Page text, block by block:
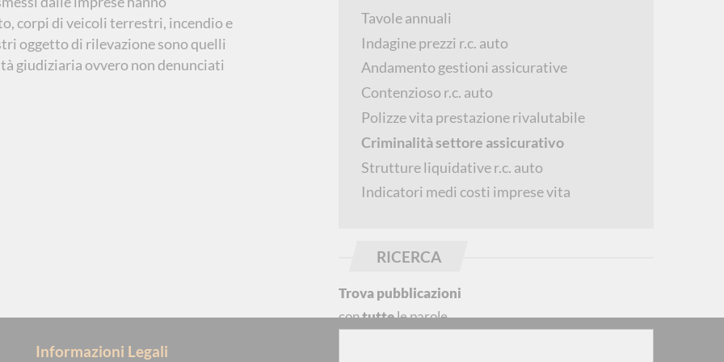
corpi di veicoli terrestri, incendio e
oggetto di rilevazione sono quelli
giudiziaria ovvero non denunciati
RICERCA
Trova pubblicazioni
contuttele parole
Tavole annuali
Indagine prezzi r.c. auto
Andamento gestioni assicurative
Contenzioso r.c. auto
Polizze vita prestazione rivalutabile
Criminalità settore assicurativo
Strutture liquidative r.c. auto
Indicatori medi costi imprese vita
Informazioni Legali